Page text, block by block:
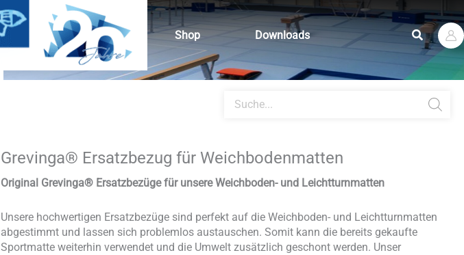
Shop Downloads Suchen
search
Grevinga® Ersatzbezug für Weichbodenmatten
Original Grevinga® Ersatzbezüge für unsere Weichboden- und Leichtturnmatten
Unsere hochwertigen Ersatzbezüge sind perfekt auf die Weichboden- und Leichtturnmatten
abgestimmt und lassen sich problemlos austauschen. Somit kann die bereits gekaufte
Sportmatte weiterhin verwendet und die Umwelt zusätzlich geschont werden. Unser
Grevinga®
Ersatzbezug
für